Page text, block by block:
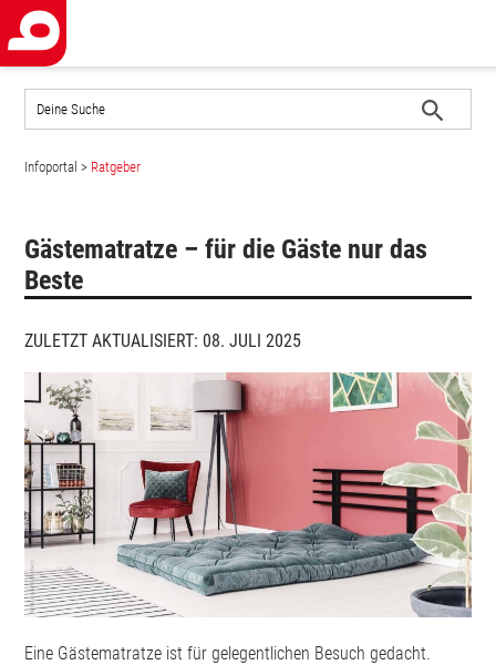
der
suchen
starten
Infoportal > Ratgeber
Gästematratze – für die Gäste nur das
Beste
ZULETZT AKTUALISIERT: 08. JULI 2025
Eine Gästematratze ist für gelegentlichen Besuch gedacht.